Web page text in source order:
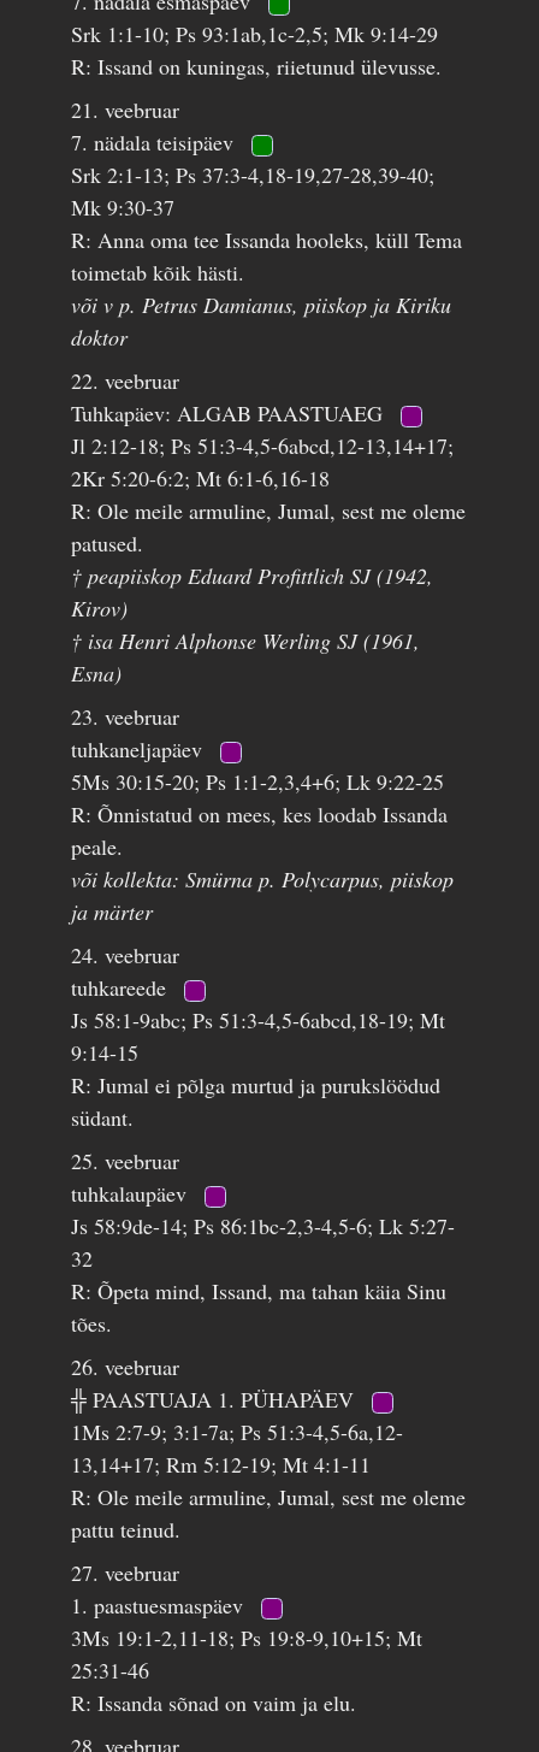
Srk 1:1-10; Ps 93:1ab,1c-2,5; Mk 9:14-29
R: Issand on kuningas, riietunud ülevusse.
21. veebruar
7. nädala teisipäev
Srk 2:1-13; Ps 37:3-4,18-19,27-28,39-40;
Mk 9:30-37
R: Anna oma tee Issanda hooleks, küll Tema
toimetab kõik hästi.
või v p. Petrus Damianus, piiskop ja Kiriku
doktor
22. veebruar
Tuhkapäev: ALGAB PAASTUAEG
Jl 2:12-18; Ps 51:3-4,5-6abcd,12-13,14+17;
2Kr 5:20-6:2; Mt 6:1-6,16-18
R: Ole meile armuline, Jumal, sest me oleme
patused.
† peapiiskop Eduard Profittlich SJ (1942,
Kirov)
† isa Henri Alphonse Werling SJ (1961,
Esna)
23. veebruar
tuhkaneljapäev
5Ms 30:15-20; Ps 1:1-2,3,4+6; Lk 9:22-25
R: Õnnistatud on mees, kes loodab Issanda
peale.
või kollekta: Smürna p. Polycarpus, piiskop
ja märter
24. veebruar
tuhkareede
Js 58:1-9abc; Ps 51:3-4,5-6abcd,18-19; Mt
9:14-15
R: Jumal ei põlga murtud ja purukslöödud
südant.
25. veebruar
tuhkalaupäev
Js 58:9de-14; Ps 86:1bc-2,3-4,5-6; Lk 5:27-
32
R: Õpeta mind, Issand, ma tahan käia Sinu
tões.
26. veebruar
╬ PAASTUAJA 1. PÜHAPÄEV
1Ms 2:7-9; 3:1-7a; Ps 51:3-4,5-6a,12-
13,14+17; Rm 5:12-19; Mt 4:1-11
R: Ole meile armuline, Jumal, sest me oleme
pattu teinud.
27. veebruar
1. paastuesmaspäev
3Ms 19:1-2,11-18; Ps 19:8-9,10+15; Mt
25:31-46
R: Issanda sõnad on vaim ja elu.